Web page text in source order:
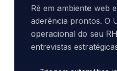
Rê em ambiente web
aderência prontos. O
operacional do seu
entrevistas